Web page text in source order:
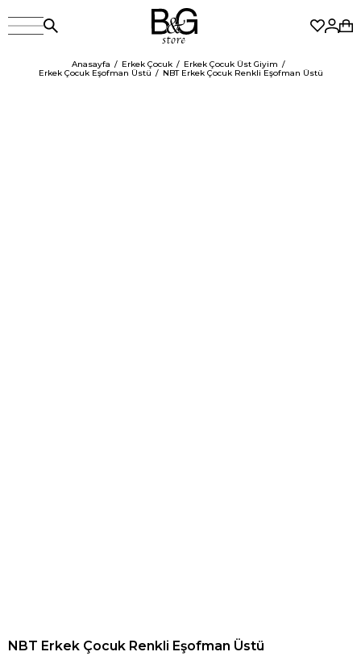
Anasayfa Erkek Çocuk
Erkek Çocuk Üst Giyim
Erkek Çocuk Eşofman Üstü
NBT Erkek Çocuk Renkli Eşofman Üstü
NBT Erkek Çocuk Renkli Eşofman Üstü